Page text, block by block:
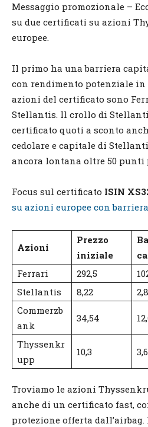
Messaggio promozionale –
su due certificati su azioni
europee.
Il primo ha una barriera
con rendimento potenziale
azioni del certificato sono
Stellantis. Il crollo di
certificato quoti a sconto
cedolare e capitale di
ancora lontana oltre 50 punti
Focus sul certificato ISIN
su azioni europee con barriera
Azioni
Prezzo
iniziale
Ferrari
292,5
Stellantis
8,22
Commerzb
ank
34,54
Thyssenkr
upp
10,3
Troviamo le azioni
anche di un certificato fast,
protezione offerta